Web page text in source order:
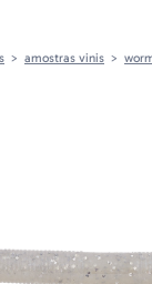
amostras vinis